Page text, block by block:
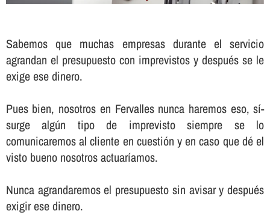
Sabemos que muchas empresas durante el servicio
agrandan el presupuesto con imprevistos y después se le
exige ese dinero.
Pues bien, nosotros en Fervalles nunca haremos eso, sí­
surge algún tipo de imprevisto siempre se lo
comunicaremos al cliente en cuestión y en caso que dé el
visto bueno nosotros actuarí­amos.
Nunca agrandaremos el presupuesto sin avisar y después
exigir ese dinero.